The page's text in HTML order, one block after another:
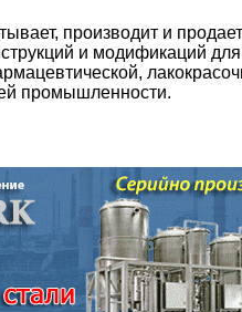
производит и продает
и модификаций для
промышленности.